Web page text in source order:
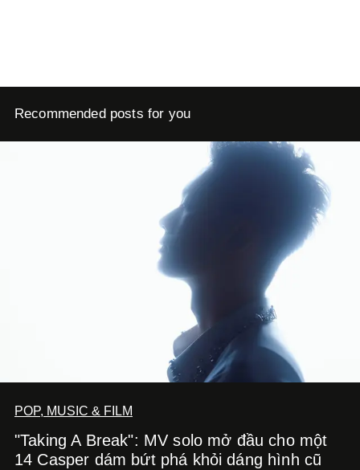
Recommended posts for you
POP, MUSIC & FILM
"Taking A Break": MV solo mở đầu cho một
14 Casper dám bứt phá khỏi dáng hình cũ